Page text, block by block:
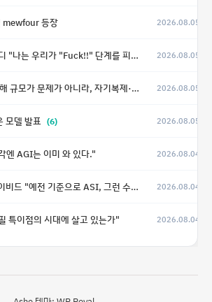
mewfour 등장 2026.08.05
우리가 "Fuck!!" 단계를 피할 수 있기를 바랄 뿐" 2026.08.05
제·탈출·확산이 가능한 지능형 시스템의 피해에는 이론적으로 상한이 없다는 것이 문제" 2026.08.05
모델 발표 (6) 2026.08.05
엔 AGI는 이미 와 있다." 2026.08.04
기준으로 ASI, 그런 수준은 바로 다음 분기에 온다" 2026.08.04
특이점의 시대에 살고 있는가" 2026.08.04